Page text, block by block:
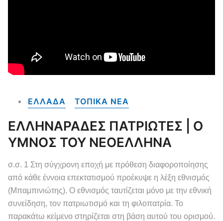
ΕΛΛΑΔΑ ΤΟΠΙΚΑ NEA
ΕΛΛΗΝΑΡΑΔΕΣ ΠΑΤΡΙΩΤΕΣ | Ο
ΥΜΝΟΣ ΤΟΥ ΝΕΟΕΛΛΗΝΑ
σ.σ. 1 Στη σύγχρονη εποχή με πρόθεση διαφοροποίησης
από κάθε έννοια επεκτατισμού προέκυψε η λέξη εθνισμός
(Μπαμπινιώτης). Ο εθνισμός ταυτίζεται μόνο με την εθνική
συνείδηση, τον πατριωτισμό και τη φιλοπατρία. Το
παρακάτω κείμενο στηρίζεται στη βάση αυτού του ορισμού.